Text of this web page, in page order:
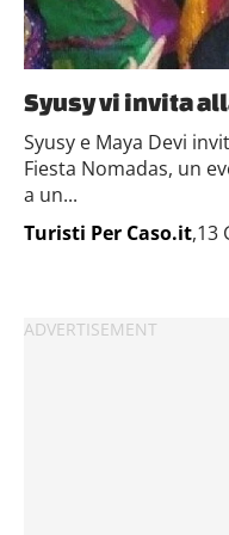
Syusy vi invita
Syusy e Maya Devi
Fiesta Nomadas, un
a un...
Turisti Per Caso.it,13